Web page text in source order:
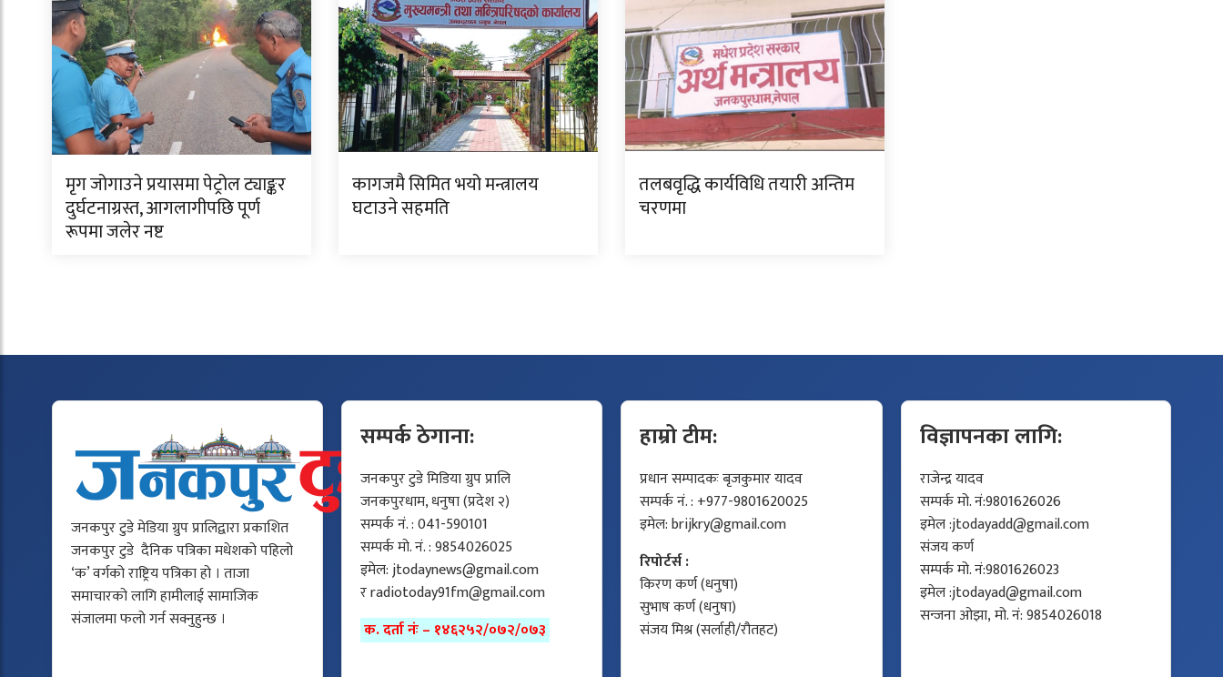
मृग जोगाउने प्रयासमा पेट्रोल ट्याङ्कर
दुर्घटनाग्रस्त, आगलागीपछि पूर्ण
रूपमा जलेर नष्ट
कागजमै सिमित भयो मन्त्रालय
घटाउने सहमति
तलबवृद्धि कार्यविधि तयारी अन्तिम
चरणमा
जनकपुर टुडे मेडिया ग्रुप प्रालिद्वारा प्रकाशित
जनकपुर टुडे दैनिक पत्रिका मधेशको पहिलो
‘क’ वर्गको राष्ट्रिय पत्रिका हो । ताजा
समाचारको लागि हामीलाई सामाजिक
संजालमा फलो गर्न सक्नुहुन्छ ।
सम्पर्क ठेगाना:
जनकपुर टुडे मिडिया ग्रुप प्रालि
जनकपुरधाम, धनुषा (प्रदेश २)
सम्पर्क नं. : 041-590101
सम्पर्क मो. नं. : 9854026025
इमेल:jtodaynews@gmail.com
रradiotoday91fm@gmail.com
क. दर्ता नंः – १४६२५२/०७२/०७३
हाम्रो टीम:
प्रधान सम्पादकः बृजकुमार यादव
सम्पर्क नं. : +977-9801620025
इमेल:brijkry@gmail.com
रिपोर्टर्स :
किरण कर्ण (धनुषा)
सुभाष कर्ण (धनुषा)
संजय मिश्र (सर्लाही/रौतहट)
विज्ञापनका लागि:
राजेन्द्र यादव
सम्पर्क मो. नं:9801626026
इमेल :jtodayadd@gmail.com
संजय कर्ण
सम्पर्क मो. नं:9801626023
इमेल :jtodayad@gmail.com
सन्जना ओझा, मो. नं: 9854026018